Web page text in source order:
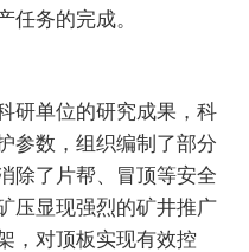
任务的完成。
研单位的研究成果，科
参数，组织编制了部分
除了片帮、冒顶等安全
压显现强烈的矿井推广
，对顶板实现有效控